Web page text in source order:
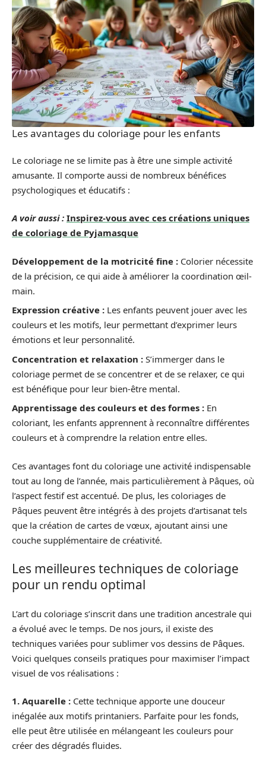
Les avantages du coloriage pour les enfants
Le coloriage ne se limite pas à être une simple activité
amusante. Il comporte aussi de nombreux bénéfices
psychologiques et éducatifs :
A voir aussi : Inspirez-vous avec ces créations uniques
de coloriage de Pyjamasque
Développement de la motricité fine : Colorier nécessite
de la précision, ce qui aide à améliorer la coordination œil-
main.
Expression créative : Les enfants peuvent jouer avec les
couleurs et les motifs, leur permettant d’exprimer leurs
émotions et leur personnalité.
Concentration et relaxation : S’immerger dans le
coloriage permet de se concentrer et de se relaxer, ce qui
est bénéfique pour leur bien-être mental.
Apprentissage des couleurs et des formes : En
coloriant, les enfants apprennent à reconnaître différentes
couleurs et à comprendre la relation entre elles.
Ces avantages font du coloriage une activité indispensable
tout au long de l’année, mais particulièrement à Pâques, où
l’aspect festif est accentué. De plus, les coloriages de
Pâques peuvent être intégrés à des projets d’artisanat tels
que la création de cartes de vœux, ajoutant ainsi une
couche supplémentaire de créativité.
Les meilleures techniques de coloriage
pour un rendu optimal
L’art du coloriage s’inscrit dans une tradition ancestrale qui
a évolué avec le temps. De nos jours, il existe des
techniques variées pour sublimer vos dessins de Pâques.
Voici quelques conseils pratiques pour maximiser l’impact
visuel de vos réalisations :
1. Aquarelle : Cette technique apporte une douceur
inégalée aux motifs printaniers. Parfaite pour les fonds,
elle peut être utilisée en mélangeant les couleurs pour
créer des dégradés fluides.